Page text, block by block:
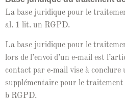
La base juridique pour le
al. 1 lit. un RGPD.
La base juridique pour le
lors de l’en­voi d’un e‑mail est
con­tact par e‑mail vise à
sup­plé­men­taire pour le
b RGPD.